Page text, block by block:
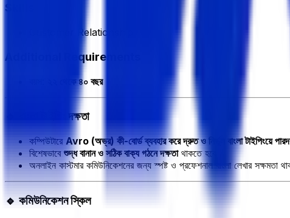
Skills
Customer Relationship
Additional Requirements
২২ থেকে ৪০ বছর
🔹 বাংলা টাইপিং দক্ষতা
কম্পিউটারেAvro (অভ্র) কী-বোর্ড ব্যবহার করে দ্রুত ও নির্ভুল বাংলা টাইপিংয়ে
বিশেষভাবেশুদ্ধ বানান ও সঠিক বাক্য গঠনে দক্ষতাথাকতে হবে
অনলাইন কাস্টমার কমিউনিকেশনের জন্য স্পষ্ট ও প্রফেশনাল বাংলা লেখার সক্ষমতা
🔹 কমিউনিকেশন স্কিল